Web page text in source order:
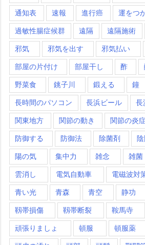
通知表 速報 進行癌 運をつ
過敏性腸症候群 遠隔 遠隔施術
邪気 邪気を出す 邪気払い
部屋の片付け 部屋干し 酢
野菜食 銚子川 鍛える 鐘
長時間のパソコン 長浜ビール 長
関東地方 関節の動き 関節の炎症
防御する 防御法 除菌剤
陽の気 集中力 雑念 雑菌
雲消し 電気自動車 電磁波対
青い光 青森 青空 静功
靱帯損傷 靱帯断裂 鞍馬寺
頑張りましょ 頓服 頓服薬